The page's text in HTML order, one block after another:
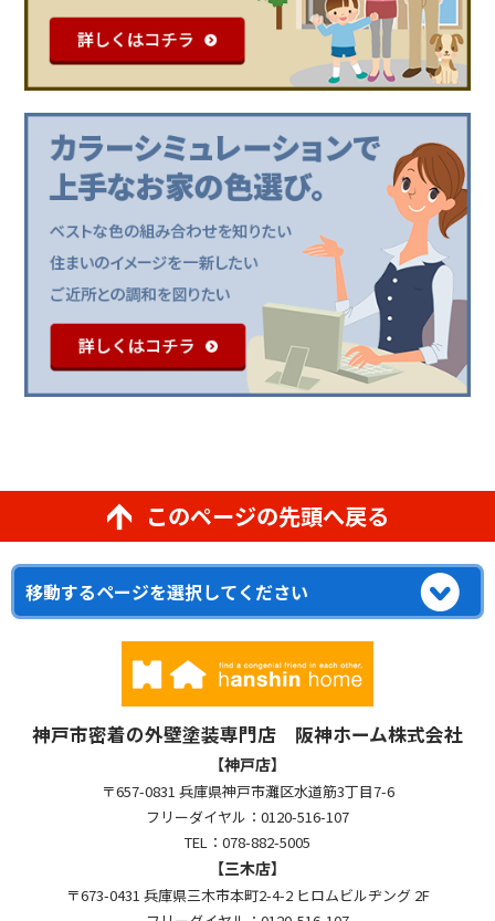
このページの先頭へ戻る
神戸市密着の外壁塗装専門店 阪神ホーム株式会社
【神戸店】
〒657-0831 兵庫県神戸市灘区水道筋3丁目7-6
フリーダイヤル：0120-516-107
TEL：078-882-5005
【三木店】
〒673-0431 兵庫県三木市本町2-4-2 ヒロムビルヂング 2F